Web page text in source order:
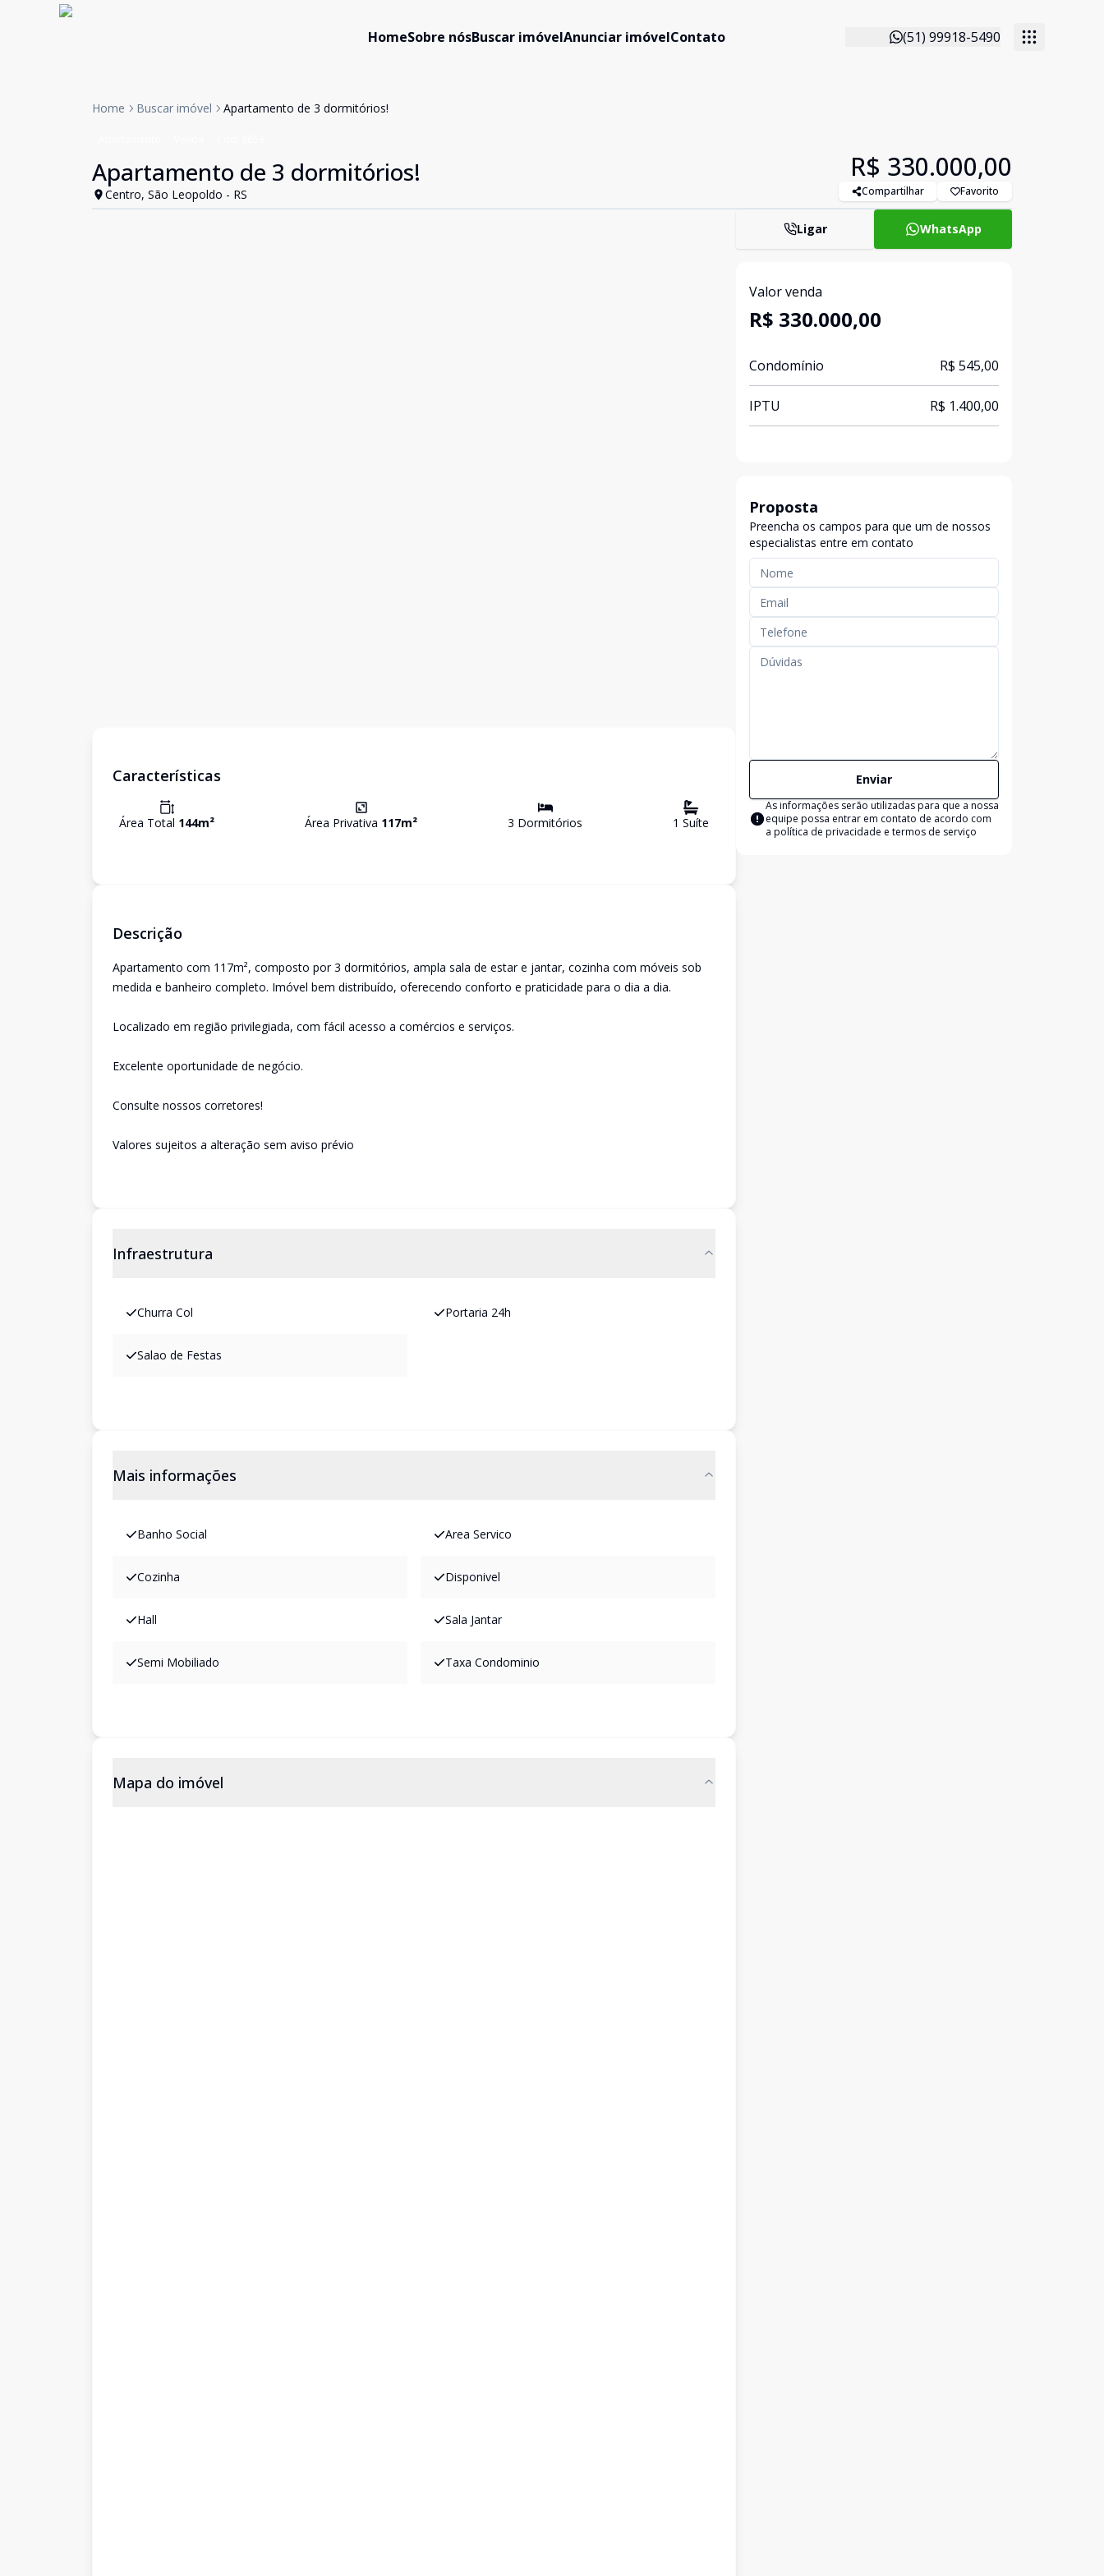
HomeSobre nósBuscar imóvelAnunciar imóvelContato (51) 99918-5490
Home Buscar imóvel Apartamento de 3 dormitórios!
Apartamento de 3 dormitórios!
Centro, São Leopoldo - RS
R$ 330.000,00
Compartilhar Favorito
Características
Área Total 144m² Área Privativa 117m² 3 Dormitórios 1 Suíte
Descrição
Apartamento com 117m², composto por 3 dormitórios, ampla sala de estar e jantar, cozinha com móveis sob
medida e banheiro completo. Imóvel bem distribuído, oferecendo conforto e praticidade para o dia a dia.
Localizado em região privilegiada, com fácil acesso a comércios e serviços.
Excelente oportunidade de negócio.
Consulte nossos corretores!
Valores sujeitos a alteração sem aviso prévio
Infraestrutura
Churra Col Portaria 24h
Salao de Festas
Mais informações
Banho Social Area Servico
Cozinha Disponivel
Hall Sala Jantar
Semi Mobiliado Taxa Condominio
Mapa do imóvel
Ligar WhatsApp
Valor venda
R$ 330.000,00
Condomínio R$ 545,00
IPTU R$ 1.400,00
Proposta
Preencha os campos para que um de nossos
especialistas entre em contato
Enviar
As informações serão utilizadas para que a nossa
equipe possa entrar em contato de acordo com
a política de privacidade e termos de serviço